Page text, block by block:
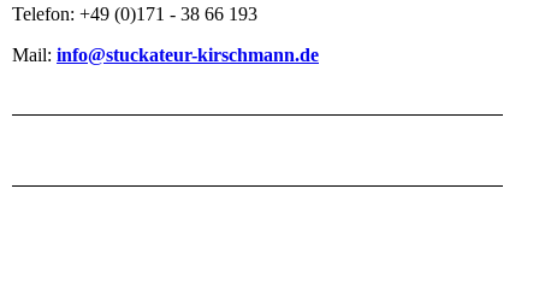
Telefon: +49 (0)171 - 38 66 193
Mail: info@stuckateur-kirschmann.de